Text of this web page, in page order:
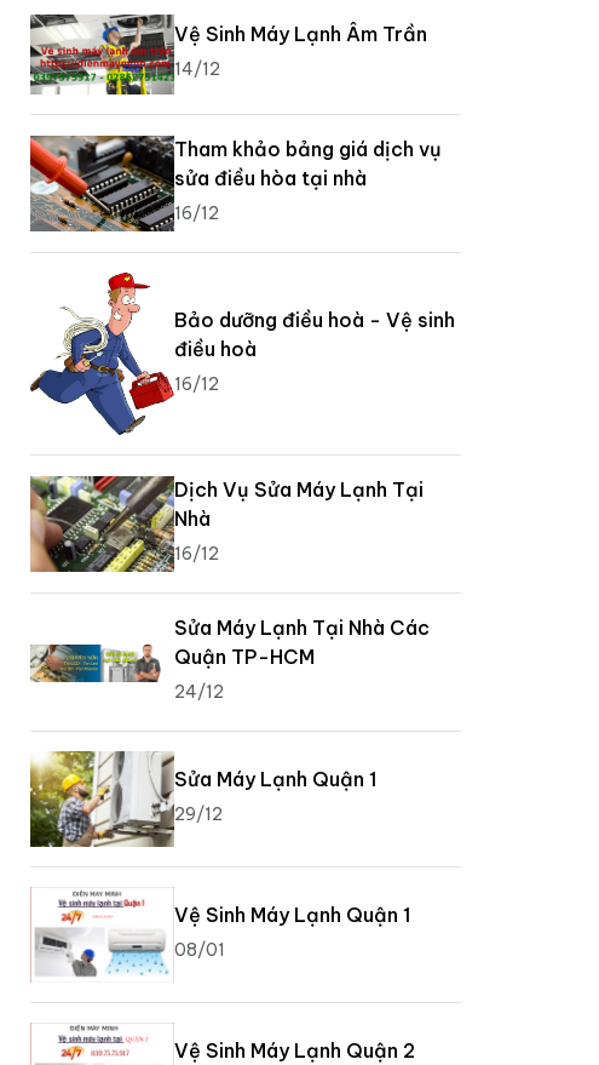
Vệ Sinh Máy Lạnh Âm Trần
14/12
Tham khảo bảng giá dịch vụ
sửa điều hòa tại nhà
16/12
Bảo dưỡng điều hoà - Vệ sinh
điều hoà
16/12
Dịch Vụ Sửa Máy Lạnh Tại
Nhà
16/12
Sửa Máy Lạnh Tại Nhà Các
Quận TP-HCM
24/12
Sửa Máy Lạnh Quận 1
29/12
Vệ Sinh Máy Lạnh Quận 1
08/01
Vệ Sinh Máy Lạnh Quận 2